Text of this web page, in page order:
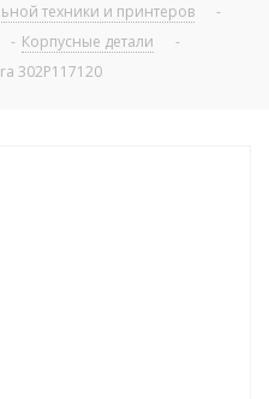
техники и принтеров
-
- Корпусные детали
-
302P117120